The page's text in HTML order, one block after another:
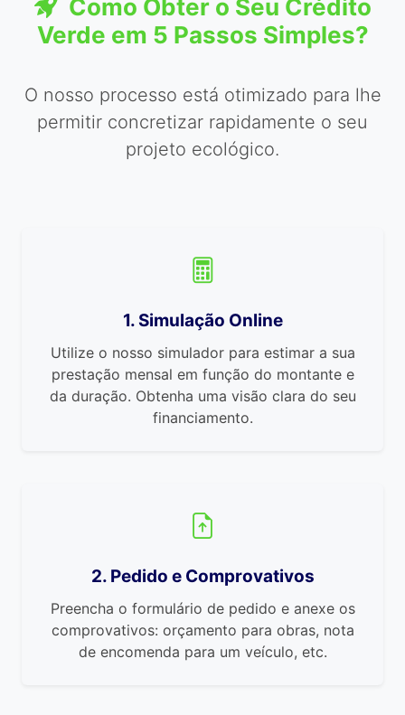
Como Obter o Seu Crédito
Verde em 5 Passos Simples?
O nosso processo está otimizado para lhe
permitir concretizar rapidamente o seu
projeto ecológico.
1. Simulação Online
Utilize o nosso simulador para estimar a sua
prestação mensal em função do montante e
da duração. Obtenha uma visão clara do seu
financiamento.
2. Pedido e Comprovativos
Preencha o formulário de pedido e anexe os
comprovativos: orçamento para obras, nota
de encomenda para um veículo, etc.